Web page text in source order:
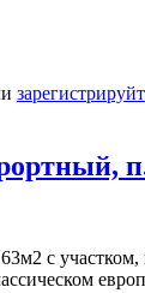
с участком,